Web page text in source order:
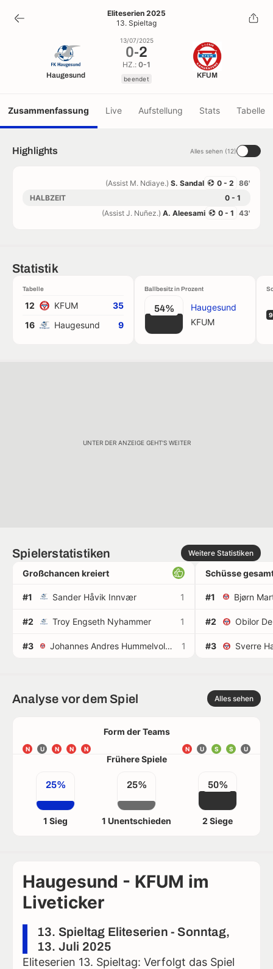
0-2
beendet
Eliteserien 2025
13. Spieltag
Haugesund
13/07/2025
0-2
HZ.: 0-1
beendet KFUM
Zusammenfassung Live Aufstellung Stats Tabelle
Highlights Alles sehen (12)
86'
0 - 2
(Assist M. Ndiaye.) S. Sandal
HALBZEIT
0 - 1
43'
0 - 1
(Assist J. Nuñez.) A. Aleesami
Statistik
Tabelle
12 KFUM
35
16
Haugesund 9
Ballbesitz in Prozent
54%
Haugesund
KFUM
9
UNTER DER ANZEIGE GEHT'S WEITER
Spielerstatistiken Weitere Statistiken
Großchancen kreiert
#1 Sander Håvik Innvær 1
#2 Troy Engseth Nyhammer 1
#3 Johannes Andres Hummelvoll-Nuñez Godoy 1
Schüsse
#1
#2 Obilor
#3 Sverre
Analyse vor dem Spiel Alles sehen
Form der Teams
N U N N N U
S
S
U
N
Frühere Spiele
25%
1 Sieg
25%
1 Unentschieden
50%
2 Siege
Haugesund - KFUM im
Liveticker
13. Spieltag Eliteserien - Sonntag,
13. Juli 2025
Eliteserien 13. Spieltag: Verfolgt das Spiel